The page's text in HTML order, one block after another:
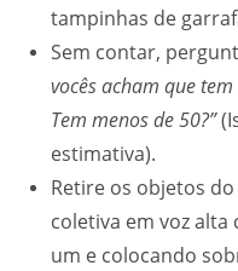
tampinhas de
Sem contar,
vocês acham que
Tem menos de 50?”
estimativa).
Retire os objetos
coletiva em voz
um e colocando